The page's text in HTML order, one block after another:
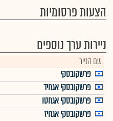
הצעות פרסומיות
ניירות ערך נוספים
שם הנייר
פרשקובסקי
פרשקובסקי אגחיד
פרשקובסקי אגחטו
פרשקובסקי אגחיז